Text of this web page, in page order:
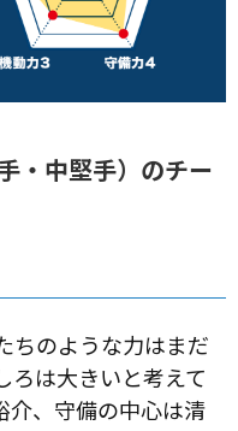
・中堅手）のチー
ちのような力はまだ
ろは大きいと考えて
介、守備の中心は清